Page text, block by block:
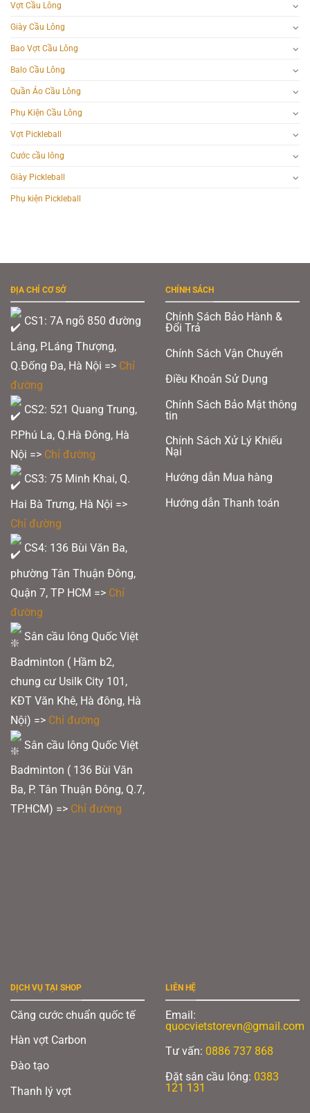
Vợt Cầu Lông
Giày Cầu Lông
Bao Vợt Cầu Lông
Balo Cầu Lông
Quần Áo Cầu Lông
Phụ Kiện Cầu Lông
Vợt Pickleball
Cước cầu lông
Giày Pickleball
Phụ kiện Pickleball
ĐỊA CHỈ CƠ SỞ
CS1: 7A ngõ 850 đường
Láng, P.Láng Thượng,
Q.Đống Đa, Hà Nội => Chỉ
đường
CS2: 521 Quang Trung,
P.Phú La, Q.Hà Đông, Hà
Nội => Chỉ đường
CS3: 75 Minh Khai, Q.
Hai Bà Trưng, Hà Nội =>
Chỉ đường
CS4: 136 Bùi Văn Ba,
phường Tân Thuận Đông,
Quận 7, TP HCM => Chỉ
đường
Sân cầu lông Quốc Việt
Badminton ( Hầm b2,
chung cư Usilk City 101,
KĐT Văn Khê, Hà đông, Hà
Nội) => Chỉ đường
Sân cầu lông Quốc Việt
Badminton ( 136 Bùi Văn
Ba, P. Tân Thuận Đông, Q.7,
TP.HCM) => Chỉ đường
CHÍNH SÁCH
Chính Sách Bảo Hành &
Đổi Trả
Chính Sách Vận Chuyển
Điều Khoản Sử Dụng
Chính Sách Bảo Mật thông
tin
Chính Sách Xử Lý Khiếu
Nại
Hướng dẫn Mua hàng
Hướng dẫn Thanh toán
DỊCH VỤ TẠI SHOP
Căng cước chuẩn quốc tế
Hàn vợt Carbon
Đào tạo
Thanh lý vợt
LIÊN HỆ
Email:
quocvietstorevn@gmail.com
Tư vấn: 0886 737 868
Đặt sân cầu lông: 0383
121 131